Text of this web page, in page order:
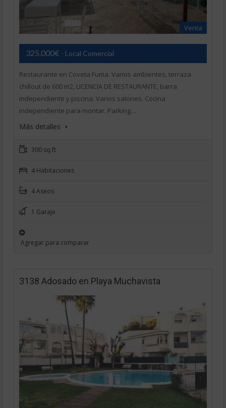
Venta
325.000€ - Local Comercial
Restaurante en Coveta Fuma. Varios ambientes, terraza
chillout de 600 m2, LICENCIA DE RESTAURANTE, barra
independiente y piscina. Varios salones. Cocina
independiente para montar. Parking…
Más detalles
300 sq ft
4 Habitaciones
4 Aseos
1 Garaje
Agregar para comparar
3138 Adosado en Playa Muchavista